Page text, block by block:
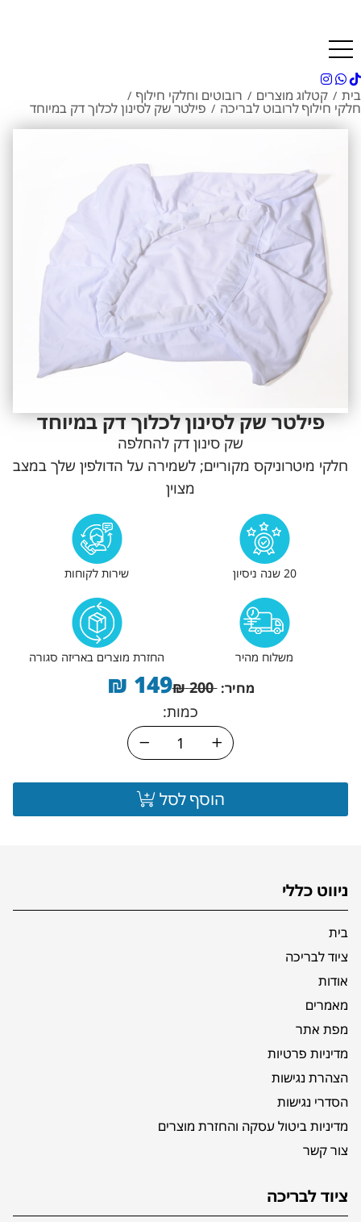
בית / קטלוג מוצרים / רובוטים וחלקי חילוף /
חלקי חילוף לרובוט לבריכה / פילטר שק לסינון לכלוך דק במיוחד
פילטר שק לסינון לכלוך דק במיוחד
שק סינון דק להחלפה
חלקי מיטרוניקס מקוריים; לשמירה על הדולפין שלך במצב
מצוין
20 שנה ניסיון שירות לקוחות
משלוח מהיר החזרת מוצרים באריזה סגורה
מחיר: 200
₪
149
₪
כמות:
הוסף לסל
ניווט כללי
בית
ציוד לבריכה
אודות
מאמרים
מפת אתר
מדיניות פרטיות
הצהרת נגישות
הסדרי נגישות
מדיניות ביטול עסקה והחזרת מוצרים
צור קשר
ציוד לבריכה